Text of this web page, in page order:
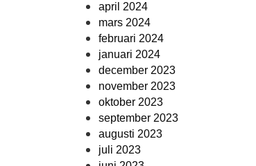
april 2024
mars 2024
februari 2024
januari 2024
december 2023
november 2023
oktober 2023
september 2023
augusti 2023
juli 2023